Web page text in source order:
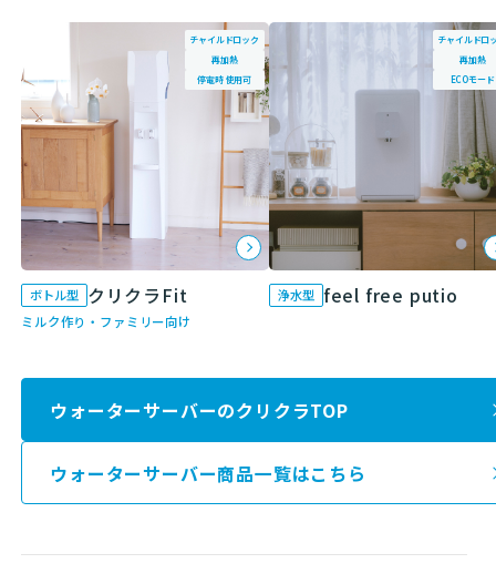
チャイルドロック
再加熱
停電時 使用可
ボトル型 クリクラFit
ミルク作り・ファミリー向け
チャイルドロ
再加熱
ECOモード
浄水型 feel free putio
ウォーターサーバーのクリクラTOP
ウォーターサーバー商品一覧はこちら